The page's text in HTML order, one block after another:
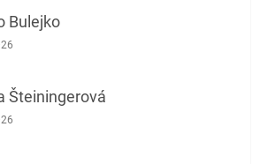
Bulejko
obchodu je 5 z 5 hviezdičiek.
Šteiningerová
obchodu je 5 z 5 hviezdičiek.